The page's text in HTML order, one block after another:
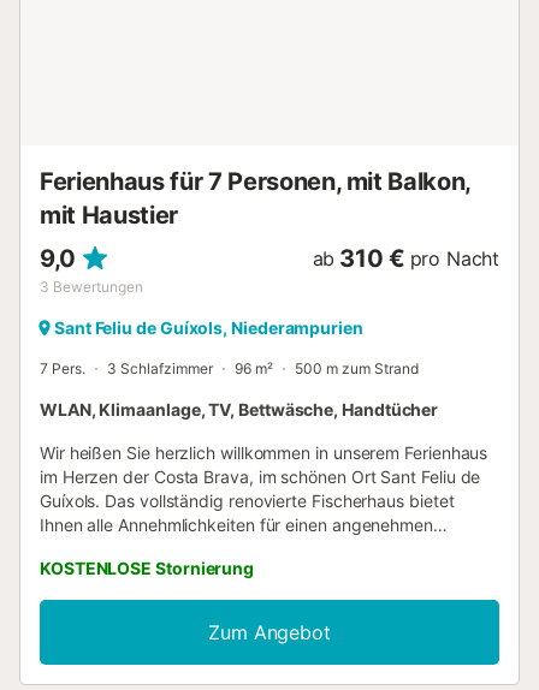
Ferienhaus für 7 Personen, mit Balkon,
mit Haustier
9,0
3 Bewertungen
ab 310 € pro Nacht
Sant Feliu de Guíxols, Niederampurien
7 Pers. 3 Schlafzimmer 96 m² 500 m zum Strand
WLAN, Klimaanlage, TV, Bettwäsche, Handtücher
Wir heißen Sie herzlich willkommen in unserem Ferienhaus
im Herzen der Costa Brava, im schönen Ort Sant Feliu de
Guíxols. Das vollständig renovierte Fischerhaus bietet
Ihnen alle Annehmlichkeiten für einen angenehmen
Gehminuten entfernt. Entdecken Sie die aufgeführten
Ausstattungsmerkmale und sehen Sie sich die Fotos an,
um mehr über diese Unterkunft zu erfahren. Informationen
zu den Schlafmöglichkeiten finden Sie in den Angaben zu
den Schlafplätzen. Bitte beachten Sie auch die
KOSTENLOSE Stornierung
Zum Angebot